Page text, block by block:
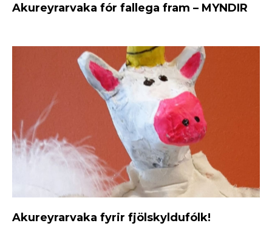
Akureyrarvaka fór fallega fram – MYNDIR
Akureyrarvaka fyrir fjölskyldufólk!